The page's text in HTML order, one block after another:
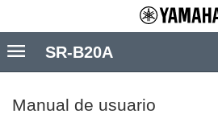
Manual de usuario
SR-B20A